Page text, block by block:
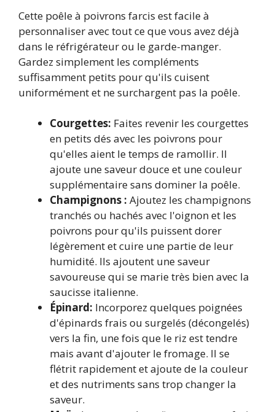
Cette poêle à poivrons farcis est facile à
personnaliser avec tout ce que vous avez déjà
dans le réfrigérateur ou le garde-manger.
Gardez simplement les compléments
suffisamment petits pour qu'ils cuisent
uniformément et ne surchargent pas la poêle.
Courgettes: Faites revenir les courgettes
en petits dés avec les poivrons pour
qu'elles aient le temps de ramollir. Il
ajoute une saveur douce et une couleur
supplémentaire sans dominer la poêle.
Champignons : Ajoutez les champignons
tranchés ou hachés avec l'oignon et les
poivrons pour qu'ils puissent dorer
légèrement et cuire une partie de leur
humidité. Ils ajoutent une saveur
savoureuse qui se marie très bien avec la
saucisse italienne.
Épinard: Incorporez quelques poignées
d'épinards frais ou surgelés (décongelés)
vers la fin, une fois que le riz est tendre
mais avant d'ajouter le fromage. Il se
flétrit rapidement et ajoute de la couleur
et des nutriments sans trop changer la
saveur.